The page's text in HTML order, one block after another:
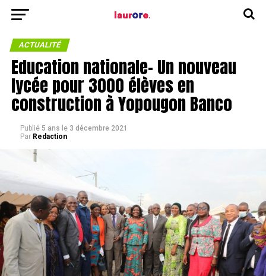
ACTUALITÉ
Education nationale- Un nouveau
lycée pour 3000 élèves en
construction à Yopougon Banco
Publié 5 ans le 3 décembre 2021
Par Redaction